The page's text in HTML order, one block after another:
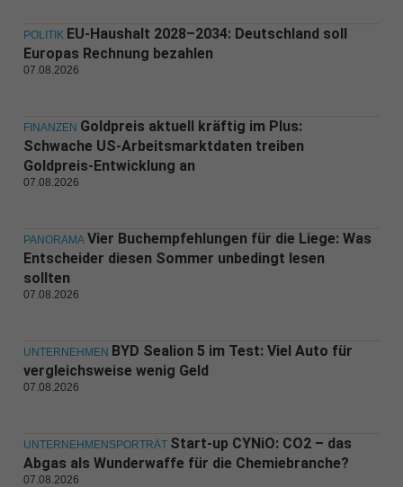
POLITIK EU-Haushalt 2028–2034: Deutschland soll
Europas Rechnung bezahlen
07.08.2026
FINANZEN Goldpreis aktuell kräftig im Plus:
Schwache US-Arbeitsmarktdaten treiben
Goldpreis-Entwicklung an
07.08.2026
PANORAMA Vier Buchempfehlungen für die Liege: Was
Entscheider diesen Sommer unbedingt lesen
sollten
07.08.2026
UNTERNEHMEN BYD Sealion 5 im Test: Viel Auto für
vergleichsweise wenig Geld
07.08.2026
UNTERNEHMENSPORTRÄT Start-up CYNiO: CO2 – das
Abgas als Wunderwaffe für die Chemiebranche?
07.08.2026